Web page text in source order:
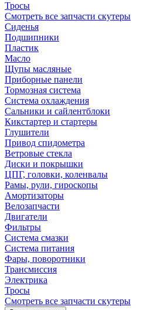
Тросы
Смотреть все запчасти скутеры
Сиденья
Подшипники
Пластик
Масло
Щупы масляные
Приборные панели
Тормозная система
Система охлаждения
Сальники и сайлентблоки
Кикстартер и стартеры
Глушители
Привод спидометра
Ветровые стекла
Диски и покрышки
ЦПГ, головки, коленвалы
Рамы, рули, гироскопы
Амортизаторы
Велозапчасти
Двигатели
Фильтры
Система смазки
Система питания
Фары, поворотники
Трансмиссия
Электрика
Тросы
Смотреть все запчасти скутеры